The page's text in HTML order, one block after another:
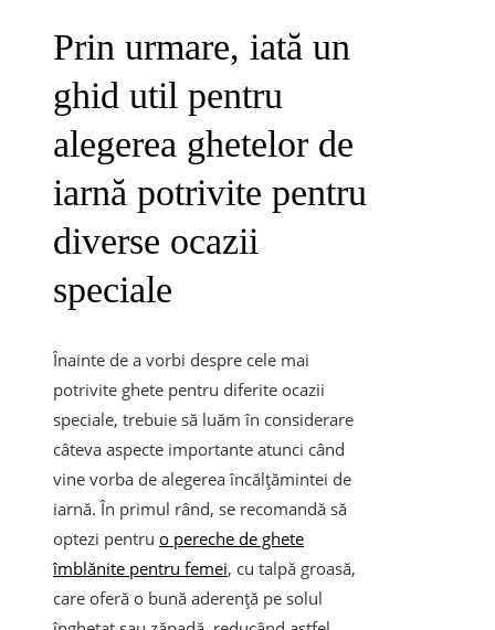
Prin urmare, iată un
ghid util pentru
alegerea ghetelor de
iarnă potrivite pentru
diverse ocazii
speciale
Înainte de a vorbi despre cele mai
potrivite ghete pentru diferite ocazii
speciale, trebuie să luăm în considerare
câteva aspecte importante atunci când
vine vorba de alegerea încălțămintei de
iarnă. În primul rând, se recomandă să
optezi pentru o pereche de ghete
îmblănite pentru femei, cu talpă groasă,
care oferă o bună aderență pe solul